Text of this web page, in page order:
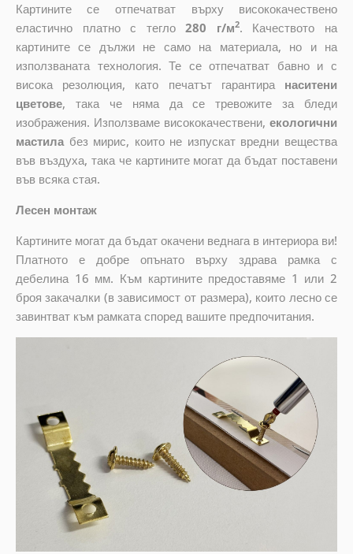
Картините се отпечатват върху висококачествено
еластично платно с тегло280 г/м2. Качеството на
картините се дължи не само на материала, но и на
използваната технология. Те се отпечатват бавно и с
висока резолюция, като печатът гарантира наситени
цветове, така че няма да се тревожите за бледи
изображения. Използваме висококачествени,екологични
мастилабез мирис, които не изпускат вредни вещества
във въздуха, така че картините могат да бъдат поставени
във всяка стая.
Лесен монтаж
Картините могат да бъдат окачени веднага в интериора ви!
Платното е добре опънато върху здрава рамка с
дебелина 16 мм. Към картините предоставяме 1 или 2
броя закачалки (в зависимост от размера), които лесно се
завинтват към рамката според вашите предпочитания.